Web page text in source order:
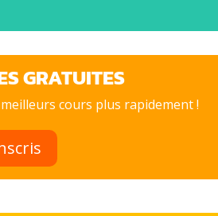
GRATUITES
cours plus rapidement !